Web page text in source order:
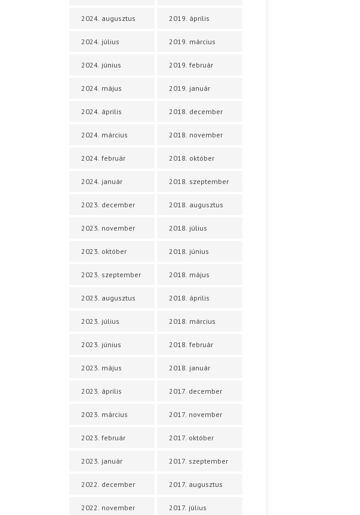
2024. augusztus
2024. július
2024. június
2024. május
2024. április
2024. március
2024. február
2024. január
2023. december
2023. november
2023. október
2023. szeptember
2023. augusztus
2023. július
2023. június
2023. május
2023. április
2023. március
2023. február
2023. január
2022. december
2022. november
2019. április
2019. március
2019. február
2019. január
2018. december
2018. november
2018. október
2018. szeptember
2018. augusztus
2018. július
2018. június
2018. május
2018. április
2018. március
2018. február
2018. január
2017. december
2017. november
2017. október
2017. szeptember
2017. augusztus
2017. július